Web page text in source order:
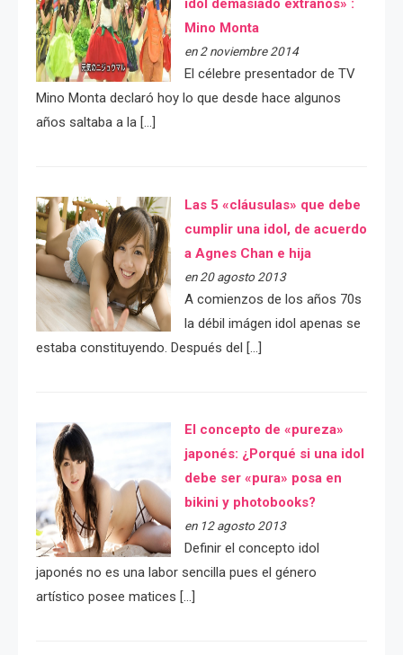
idol demasiado extraños» :
Mino Monta
en 2 noviembre 2014
El célebre presentador de TV
Mino Monta declaró hoy lo que desde hace algunos
años saltaba a la […]
Las 5 «cláusulas» que debe
cumplir una idol, de acuerdo
a Agnes Chan e hija
en 20 agosto 2013
A comienzos de los años 70s
la débil imágen idol apenas se
estaba constituyendo. Después del […]
El concepto de «pureza»
japonés: ¿Porqué si una idol
debe ser «pura» posa en
bikini y photobooks?
en 12 agosto 2013
Definir el concepto idol
japonés no es una labor sencilla pues el género
artístico posee matices […]